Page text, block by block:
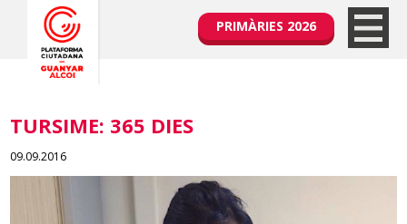
PRIMÀRIES 2026
TURSIME: 365 DIES
09.09.2016